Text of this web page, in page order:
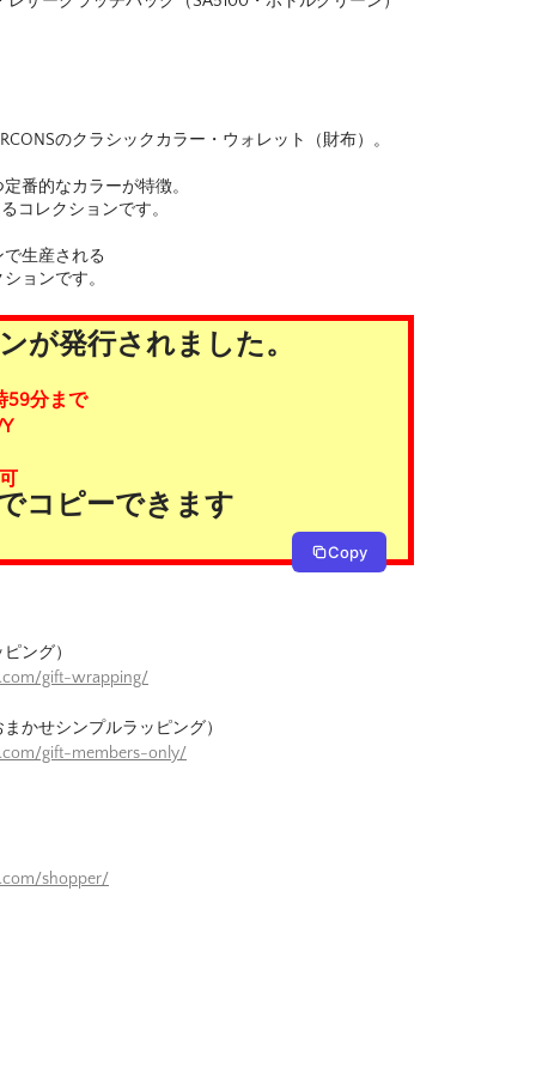
のクラシックカラー・ウォレット（財布）。
番的なカラーが特徴。
コレクションです。
生産される
ョンです。
が発行されました。
59分まで
コピーできます
Copy
ング）
gift-wrapping/
かせシンプルラッピング）
gift-members-only/
shopper/